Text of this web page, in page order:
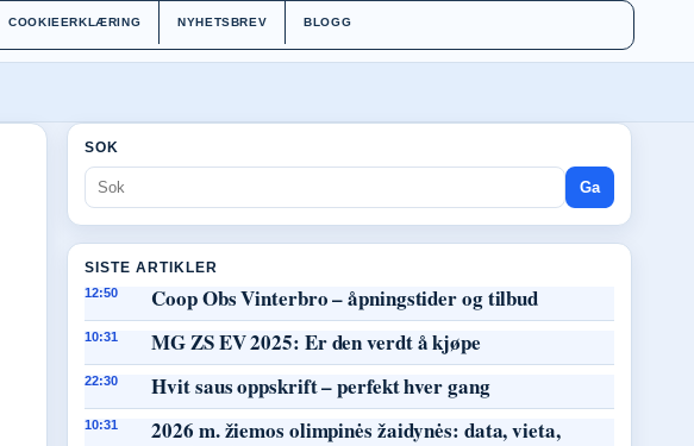
COOKIEERKLÆRING NYHETSBREV BLOGG
SOK
Ga
SISTE ARTIKLER
12:50 Coop Obs Vinterbro – åpningstider og tilbud
10:31 MG ZS EV 2025: Er den verdt å kjøpe
22:30 Hvit saus oppskrift – perfekt hver gang
10:31
2026 m. žiemos olimpinės žaidynės: data, vieta,